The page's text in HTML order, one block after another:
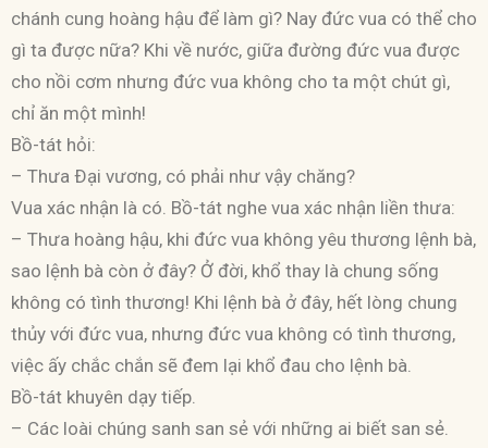
chánh cung hoàng hậu để làm gì? Nay đức vua có thể cho
gì ta được nữa? Khi về nước, giữa đường đức vua được
cho nồi cơm nhưng đức vua không cho ta một chút gì,
chỉ ăn một mình!
Bồ-tát hỏi:
– Thưa Ðại vương, có phải như vậy chăng?
Vua xác nhận là có. Bồ-tát nghe vua xác nhận liền thưa:
– Thưa hoàng hậu, khi đức vua không yêu thương lệnh bà,
sao lệnh bà còn ở đây? Ở đời, khổ thay là chung sống
không có tình thương! Khi lệnh bà ở đây, hết lòng chung
thủy với đức vua, nhưng đức vua không có tình thương,
việc ấy chắc chắn sẽ đem lại khổ đau cho lệnh bà.
Bồ-tát khuyên dạy tiếp.
– Các loài chúng sanh san sẻ với những ai biết san sẻ.